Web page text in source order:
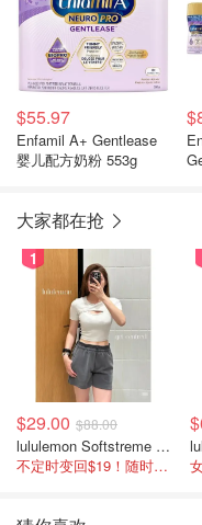
$55.97
Enfamil A+ Gentlease
婴儿配方奶粉 553g
大家都在抢
1
$29.00 $88.00
lululemon Softstreme 女士高腰短裤 10cm
不定时变回$19！随时点进来看